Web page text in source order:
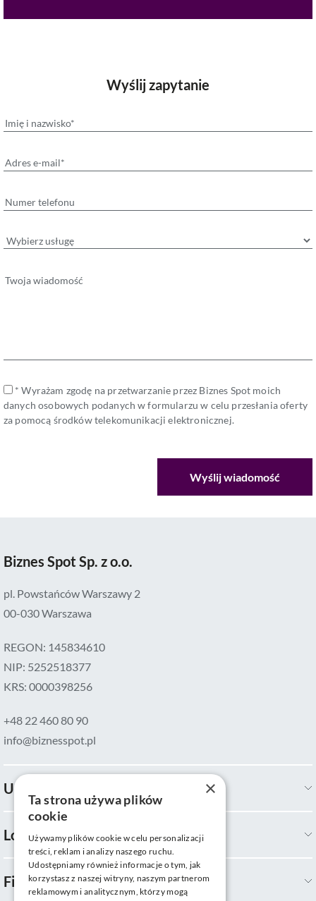
Wyślij zapytanie
* Wyrażam zgodę na przetwarzanie przez Biznes Spot moich
danych osobowych podanych w formularzu w celu przesłania oferty
za pomocą środków telekomunikacji elektronicznej.
Biznes Spot Sp. z o.o.
pl. Powstańców Warszawy 2
00-030 Warszawa
REGON: 145834610
NIP: 5252518377
KRS: 0000398256
+48 22 460 80 90
info@biznesspot.pl
Usługi
Lokalizacje
Firma
×
Ta strona używa plików
cookie
Używamy plików cookie w celu personalizacji
treści, reklam i analizy naszego ruchu.
Udostępniamy również informacje o tym, jak
korzystasz z naszej witryny, naszym partnerom
reklamowym i analitycznym, którzy mogą